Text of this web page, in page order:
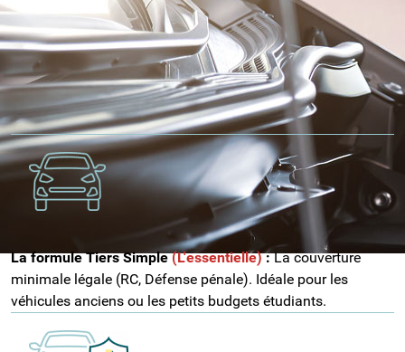
une protection adaptée à tous les conducteurs
de la région. Nos conseillers à Reims vous
orientent vers la formule correspondant à l'âge
de votre véhicule et votre budget.
La formule Tiers Simple(L'essentielle):La couverture
minimale légale (RC, Défense pénale). Idéale pour les
véhicules anciens ou les petits budgets étudiants.